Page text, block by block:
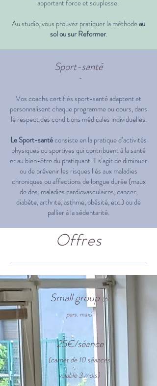
apportant force et souplesse.
Au studio, vous prouvez pratiquer la méthodeau
sol ou sur Reformer.
Sport-santé
​`
Vos coachs certifiés sport-santé adaptent et
personnalisent chaque programme ou cours, dans
le respect des conditions médicales individuelles.
Le Sport-santéconsiste en la pratique d’activités
physiques ou sportives qui contribuent à la santé
et au bien-être du pratiquant. Il s’agit de diminuer
ou de prévenir les risques liés aux maladies
chroniques ou affections de longue durée (maux
de dos, maladies cardiovasculaires, cancer,
diabète, arthrite, asthme, obésité, etc.) ou de
pallier à la sédentarité.
Offres
Small group (6
pers. max)
25€/séance
(carnet de 10 séances
valable 3 mois)